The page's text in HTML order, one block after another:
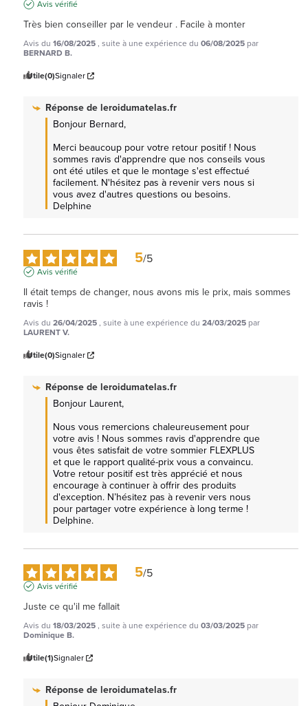
Avis vérifié
Très bien conseiller par le vendeur . Facile à monter
Avis du 16/08/2025, suite à une expérience du 06/08/2025 par
BERNARD B.
Utile(0)Signaler
Réponse deleroidumatelas.fr
Bonjour Bernard,
Merci beaucoup pour votre retour positif ! Nous
sommes ravis d'apprendre que nos conseils vous
ont été utiles et que le montage s'est effectué
facilement. N'hésitez pas à revenir vers nous si
vous avez d'autres questions ou besoins.
Delphine
5/5
Avis vérifié
Il était temps de changer, nous avons mis le prix, mais sommes
ravis !
Avis du 26/04/2025, suite à une expérience du 24/03/2025 par
LAURENT V.
Utile(0)Signaler
Réponse deleroidumatelas.fr
Bonjour Laurent,
Nous vous remercions chaleureusement pour
votre avis ! Nous sommes ravis d'apprendre que
vous êtes satisfait de votre sommier FLEXPLUS
et que le rapport qualité-prix vous a convaincu.
Votre retour positif est très apprécié et nous
encourage à continuer à offrir des produits
d'exception. N’hésitez pas à revenir vers nous
pour partager votre expérience à long terme !
Delphine.
5/5
Avis vérifié
Juste ce qu'il me fallait
Avis du 18/03/2025, suite à une expérience du 03/03/2025 par
Dominique B.
Utile(1)Signaler
Réponse deleroidumatelas.fr